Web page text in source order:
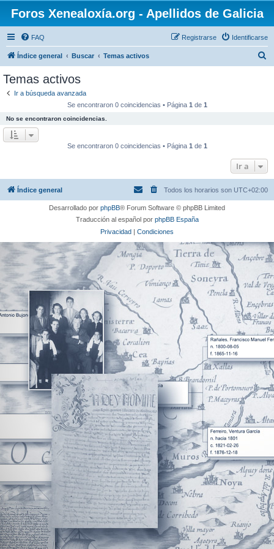
Foros Xenealoxía.org - Apellidos de Galicia
FAQ Identificarse
Registrarse
Índice general Buscar Temas activos
Temas activos
Ir a búsqueda avanzada
Se encontraron 0 coincidencias • Página 1 de 1
No se encontraron coincidencias.
Se encontraron 0 coincidencias • Página 1 de 1
Ir a
Índice general Todos los horarios son UTC+02:00
Desarrollado por phpBB® Forum Software © phpBB Limited
Traducción al español por phpBB España
Privacidad | Condiciones